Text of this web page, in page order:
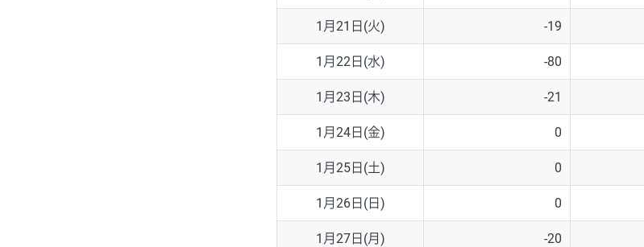
1月21日(火) -19
1月22日(水) -80
1月23日(木) -21
1月24日(金) 0
1月25日(土) 0
1月26日(日) 0
1月27日(月) -20